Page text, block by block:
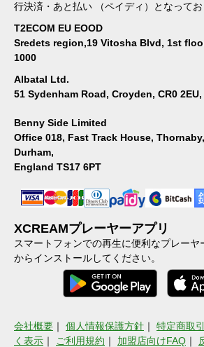
行決済・あと払い （ペイディ）となってお
T2ECOM EU EOOD
Sredets region,19 Vitosha Blvd, 1st
1000
Albatal Ltd.
51 Sydenham Road, Croyden, CR0
Benny Side Limited
Office 018, Fast Track House,
Durham,
England TS17 6PT
XCREAMプレーヤーアプリ
スマートフォンでの再生に便利なプレーヤ
からインストールしてください。
会社概要 ｜ 個人情報保護方針 ｜ 特定商取
く表示 ｜ ご利用規約 ｜ 加盟店向けFAQ ｜